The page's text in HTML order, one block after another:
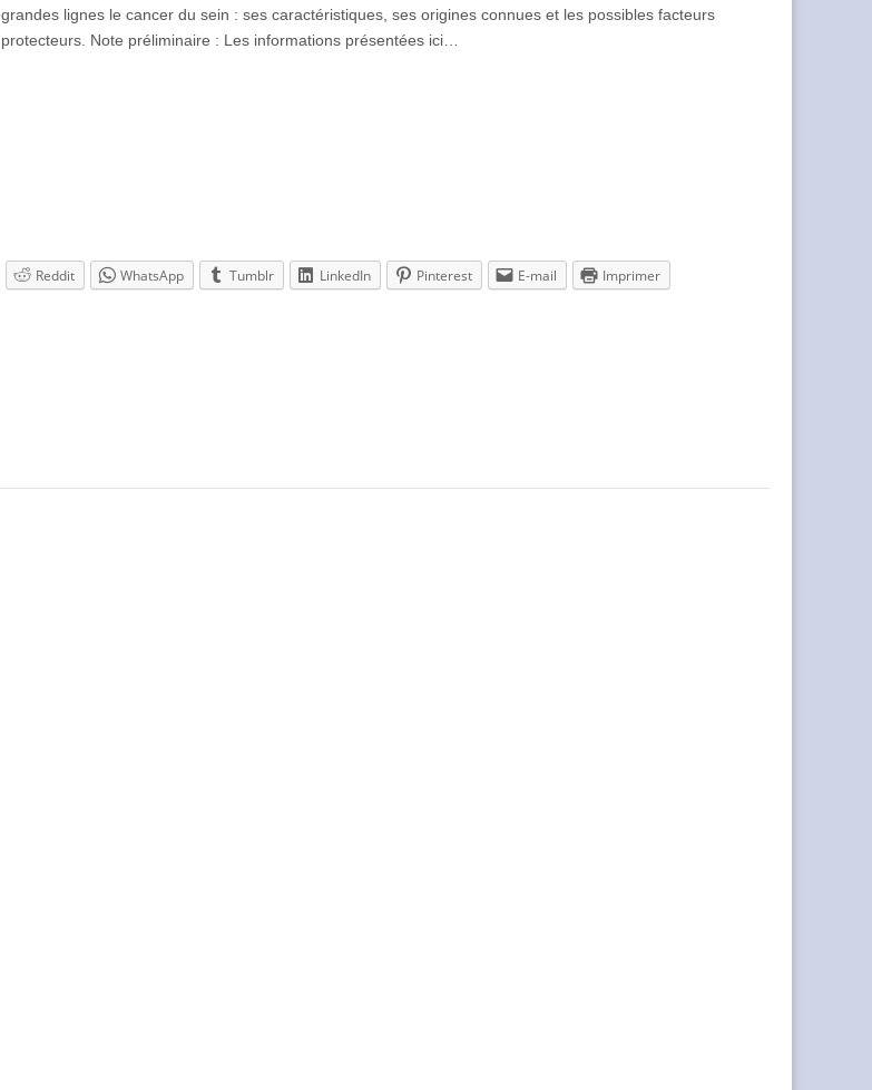
grandes lignes le cancer du sein : ses caractéristiques, ses origines connues et les possibles facteurs
protecteurs. Note préliminaire : Les informations présentées ici…
Reddit WhatsApp Tumblr LinkedIn Pinterest E-mail Imprimer